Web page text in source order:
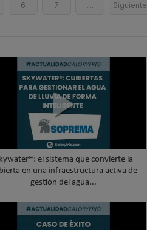
6 7 … Siguiente
el sistema que convierte la
en una infraestructura activa de
gestión del agua...